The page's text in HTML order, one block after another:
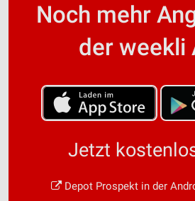
Noch mehr
der weekli
Jetzt
Depot Prospekt in der